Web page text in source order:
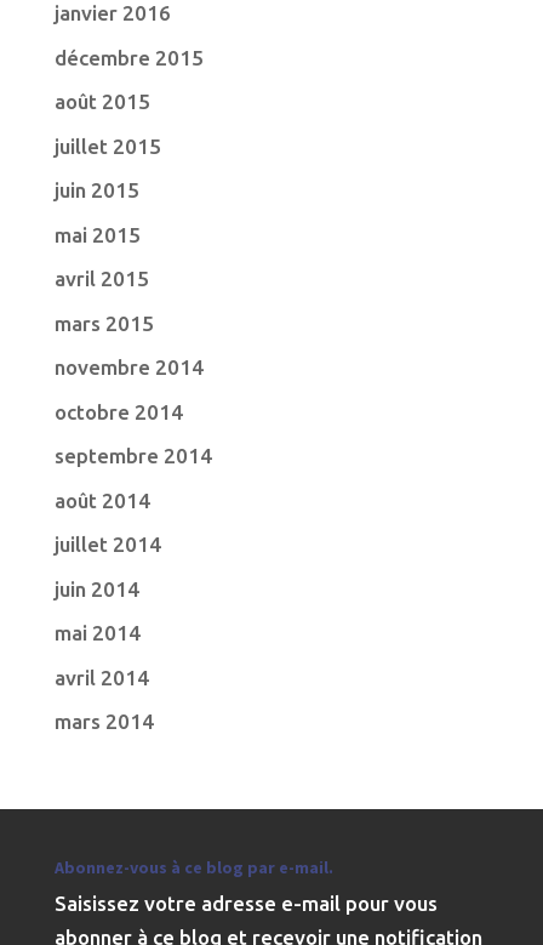
janvier 2016
décembre 2015
août 2015
juillet 2015
juin 2015
mai 2015
avril 2015
mars 2015
novembre 2014
octobre 2014
septembre 2014
août 2014
juillet 2014
juin 2014
mai 2014
avril 2014
mars 2014
Abonnez-vous à ce blog par e-mail.
Saisissez votre adresse e-mail pour vous
abonner à ce blog et recevoir une notification